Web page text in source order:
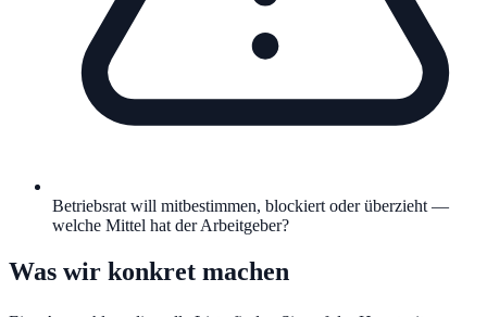
Betriebsrat will mitbestimmen, blockiert oder überzieht —
welche Mittel hat der Arbeitgeber?
Was wir konkret machen